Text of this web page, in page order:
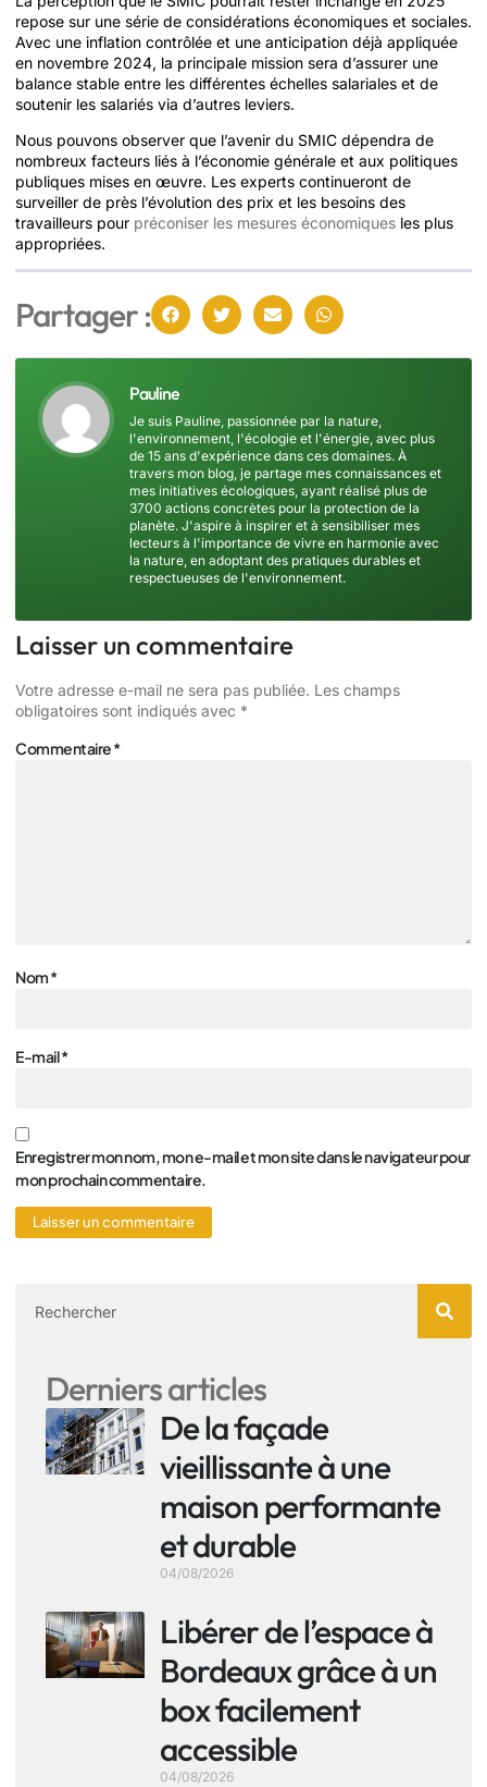
repose sur une série de considérations économiques et sociales.
Avec une inflation contrôlée et une anticipation déjà appliquée
en novembre 2024, la principale mission sera d’assurer une
balance stable entre les différentes échelles salariales et de
soutenir les salariés via d’autres leviers.
Nous pouvons observer que l’avenir du SMIC dépendra de
nombreux facteurs liés à l’économie générale et aux politiques
publiques mises en œuvre. Les experts continueront de
surveiller de près l’évolution des prix et les besoins des
travailleurs pour préconiser les mesures économiques les plus
appropriées.
Partager :
Pauline
Je suis Pauline, passionnée par la nature,
l'environnement, l'écologie et l'énergie, avec plus
de 15 ans d'expérience dans ces domaines. À
travers mon blog, je partage mes connaissances et
mes initiatives écologiques, ayant réalisé plus de
3700 actions concrètes pour la protection de la
planète. J'aspire à inspirer et à sensibiliser mes
lecteurs à l'importance de vivre en harmonie avec
la nature, en adoptant des pratiques durables et
respectueuses de l'environnement.
Laisser un commentaire
Votre adresse e-mail ne sera pas publiée. Les champs
obligatoires sont indiqués avec *
Commentaire*
Nom*
E-mail*
Enregistrer mon nom, mon e-mail et mon site dans le navigateur pour
mon prochain commentaire.
Derniers articles
De la façade
vieillissante à une
maison performante
et durable
04/08/2026
Libérer de l’espace à
Bordeaux grâce à un
box facilement
accessible
04/08/2026